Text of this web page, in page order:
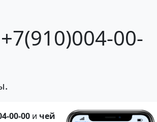
00-
00-00 и чей